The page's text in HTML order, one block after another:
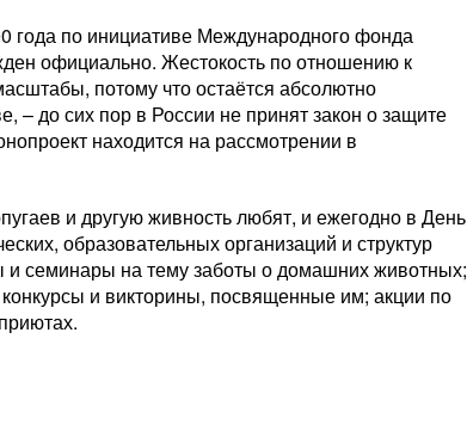
года по инициативе Международного фонда
официально. Жестокость по отношению к
потому что остаётся абсолютно
– до сих пор в России не принят закон о защите
находится на рассмотрении в
и другую живность любят, и ежегодно в День
образовательных организаций и структур
и семинары на тему заботы о домашних животных;
и викторины, посвященные им; акции по